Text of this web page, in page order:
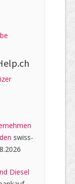
swiss-
Diesel